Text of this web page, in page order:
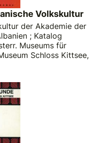
Volkskultur
der Akademie der
; Katalog
Museums für
Schloss Kittsee,